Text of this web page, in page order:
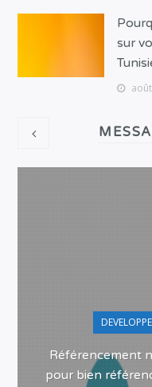
sur
Référencement
pour bien